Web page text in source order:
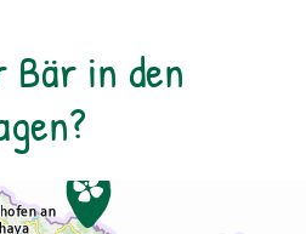
Bär in den